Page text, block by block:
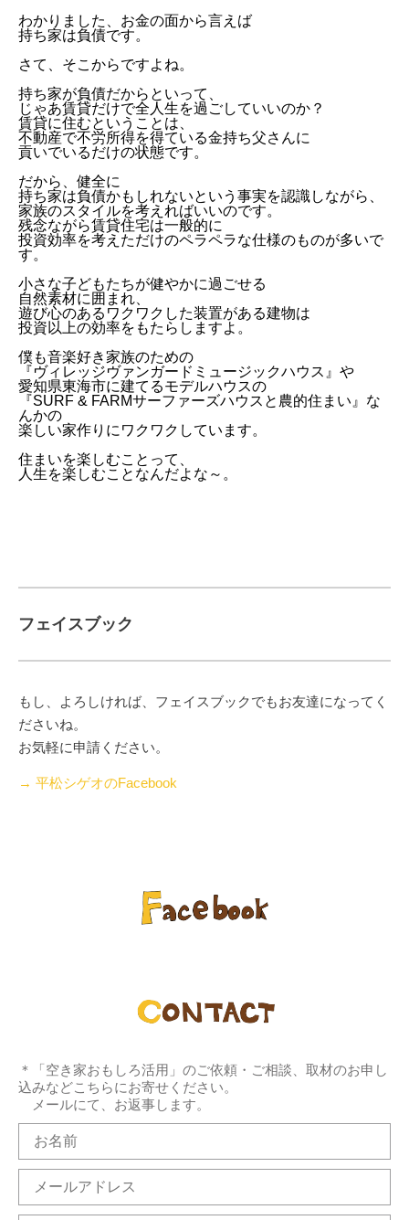
わかりました、お金の面から言えば
持ち家は負債です。
さて、そこからですよね。
持ち家が負債だからといって、
じゃあ賃貸だけで全人生を過ごしていいのか？
賃貸に住むということは、
不動産で不労所得を得ている金持ち父さんに
貢いでいるだけの状態です。
だから、健全に
持ち家は負債かもしれないという事実を認識しながら、
家族のスタイルを考えればいいのです。
残念ながら賃貸住宅は一般的に
投資効率を考えただけのペラペラな仕様のものが多いで
す。
小さな子どもたちが健やかに過ごせる
自然素材に囲まれ、
遊び心のあるワクワクした装置がある建物は
投資以上の効率をもたらしますよ。
僕も音楽好き家族のための
『ヴィレッジヴァンガードミュージックハウス』や
愛知県東海市に建てるモデルハウスの
『SURF & FARMサーファーズハウスと農的住まい』な
んかの
楽しい家作りにワクワクしています。
住まいを楽しむことって、
人生を楽しむことなんだよな～。
フェイスブック
もし、よろしければ、フェイスブックでもお友達になってく
ださいね。
お気軽に申請ください。
→ 平松シゲオのFacebook
＊「空き家おもしろ活用」のご依頼・ご相談、取材のお申し
込みなどこちらにお寄せください。
メールにて、お返事します。